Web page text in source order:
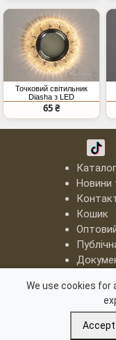
Точковий світильник
Diasha з LED
підсвічуванням білий
65 ₴
Новини
Кошик
Серія
Серія
We use cookies for
Accept